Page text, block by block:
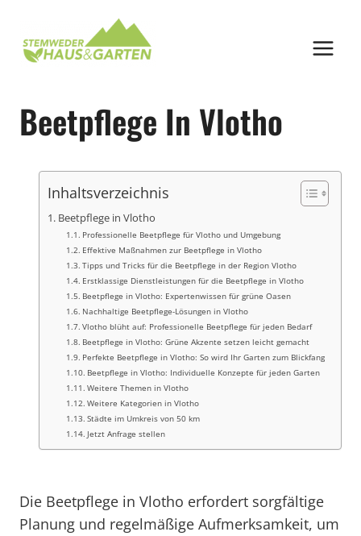
springen
Beetpflege In Vlotho
Inhaltsverzeichnis
Beetpflege in Vlotho
Professionelle Beetpflege für Vlotho und Umgebung
Effektive Maßnahmen zur Beetpflege in Vlotho
Tipps und Tricks für die Beetpflege in der Region Vlotho
Erstklassige Dienstleistungen für die Beetpflege in Vlotho
Beetpflege in Vlotho: Expertenwissen für grüne Oasen
Nachhaltige Beetpflege-Lösungen in Vlotho
Vlotho blüht auf: Professionelle Beetpflege für jeden Bedarf
Beetpflege in Vlotho: Grüne Akzente setzen leicht gemacht
Perfekte Beetpflege in Vlotho: So wird Ihr Garten zum Blickfang
Beetpflege in Vlotho: Individuelle Konzepte für jeden Garten
Weitere Themen in Vlotho
Weitere Kategorien in Vlotho
Städte im Umkreis von 50 km
Jetzt Anfrage stellen
Die Beetpflege in Vlotho erfordert sorgfältige
Planung und regelmäßige Aufmerksamkeit, um